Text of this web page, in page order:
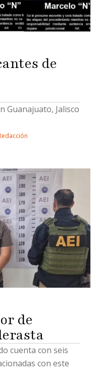
de
Guanajuato, Jalisco
de
cuenta con seis
con este